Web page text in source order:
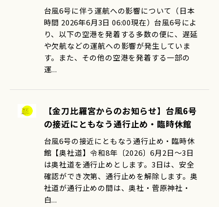
台風6号に伴う運航への影響について（日本
時間 2026年6月3日 06:00現在）台風6号によ
り、以下の空港を発着する多数の便に、遅延
や欠航などの運航への影響が発生していま
す。また、その他の空港を発着する一部の
運...
【金刀比羅宮からのお知らせ】台風6号
の接近にともなう通行止め・臨時休館
台風6号の接近にともなう通行止め・臨時休
館【奥社道】令和8年〔2026〕6月2日〜3日
は奥社道を通行止めとします。3日は、安全
確認ができ次第、通行止めを解除します。奥
社道が通行止めの間は、奥社・菅原神社・
白...